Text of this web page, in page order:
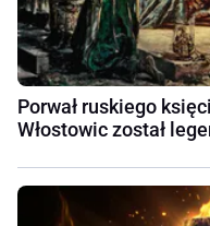
Porwał ruskiego
Włostowic został